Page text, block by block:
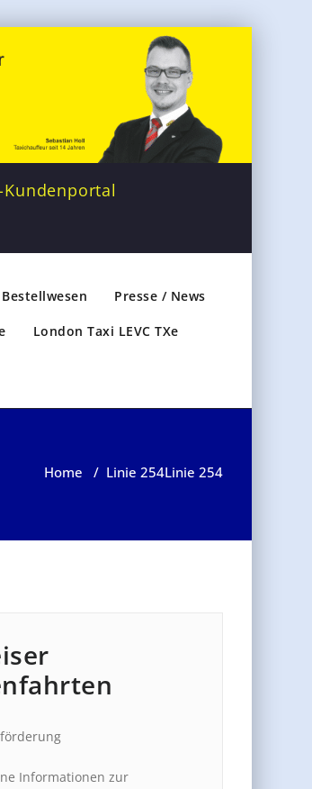
Bestellwesen Presse / News
London Taxi LEVC TXe
Home / Linie 254Linie 254
Informationen zur